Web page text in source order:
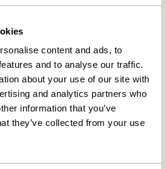
content and ads, to
and to analyse our traffic.
about your use of our site with
and analytics partners who
information that you’ve
they’ve collected from your use